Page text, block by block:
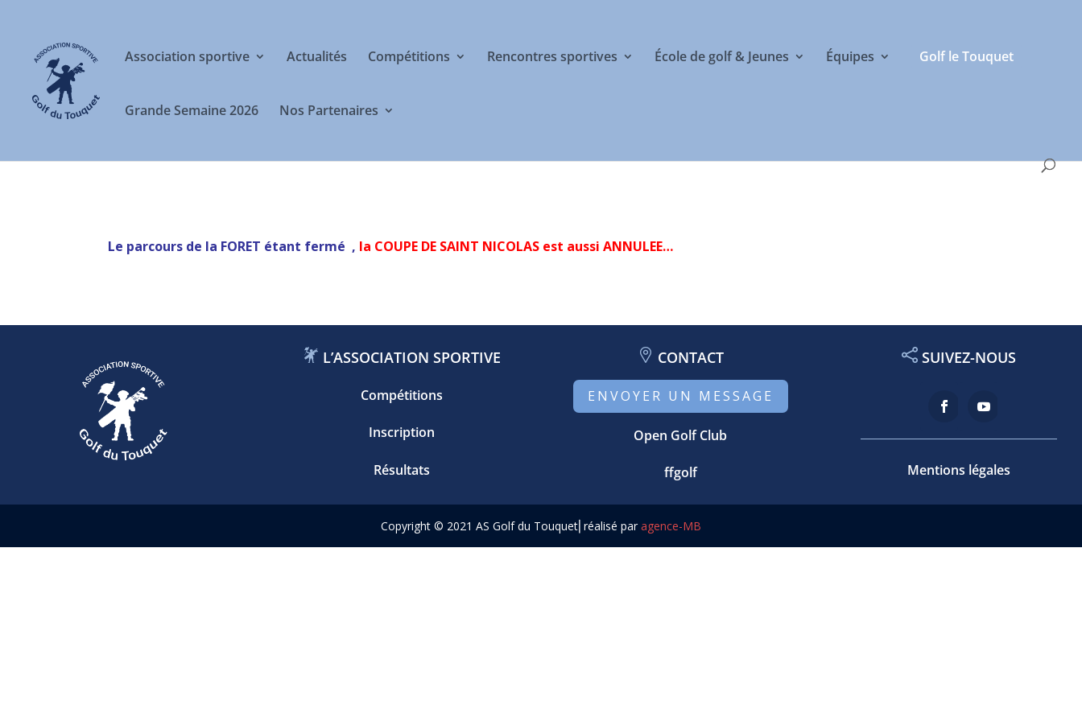
Association sportive Actualités Compétitions Rencontres sportives École de golf & Jeunes Équipes Golf le Touquet
Grande Semaine 2026 Nos Partenaires
Le parcours de la FORET étant fermé , la COUPE DE SAINT NICOLAS est aussi ANNULEE…
L’ASSOCIATION SPORTIVE
Compétitions
Inscription
Résultats
CONTACT
ENVOYER UN MESSAGE
Open Golf Club
ffgolf
SUIVEZ-NOUS
Mentions légales
Copyright © 2021 AS Golf du Touquet⎢réalisé paragence-MB